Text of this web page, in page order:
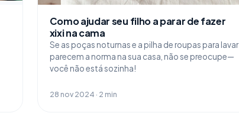
Como ajudar seu filho a parar de fazer
xixi na cama
Se as poças noturnas e a pilha de roupas para lavar
parecem a norma na sua casa, não se preocupe—
você não está sozinha!
28 nov 2024 · 2 min